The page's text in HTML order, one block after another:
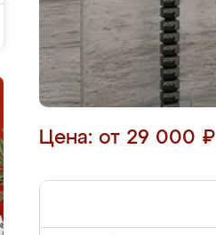
Цена: от 29 000 ₽